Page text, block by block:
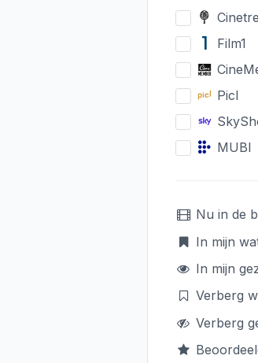
Film1
Picl
MUBI
Nu in de
In mijn
In mijn
Verberg
Verberg